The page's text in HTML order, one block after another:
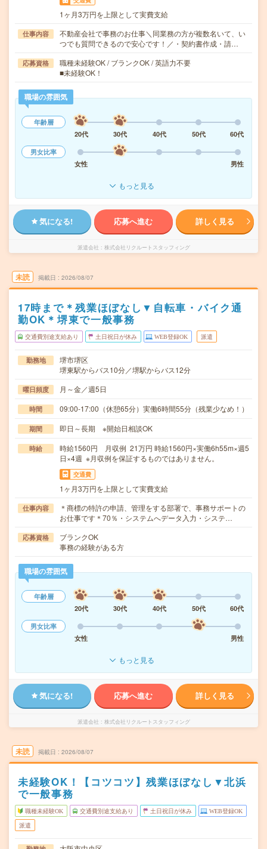
1ヶ月3万円を上限として実費支給
仕事内容
不動産会社で事務のお仕事＼同業務の方が複数名いて、い
つでも質問できるので安心です！／・契約書作成・請…
応募資格
職種未経験OK / ブランクOK / 英語力不要
■未経験OK！
職場の雰囲気
年齢層
20代
30代 40代 50代
60代
男女比率
女性
男性
もっと見る
気になる! 応募へ進む 詳しく見る
派遣会社 株式会社リクルートスタッフィング
未読 掲載日 2026/08/07
17時まで＊残業ほぼなし▼自転車・バイク通
勤OK＊堺東で一般事務
交通費別途支給あり 土日祝日が休み WEB登録OK 派遣
勤務地
堺市堺区
堺東駅からバス10分／堺駅からバス12分
曜日頻度 月～金／週5日
時間 09:00-17:00（休憩65分）実働6時間55分（残業少なめ！）
期間 即日～長期 ※開始日相談OK
時給
時給1560円 月収例 21万円 時給1560円×実働6h55m×週5
日×4週 ※月収例を保証するものではありません。
交通費
1ヶ月3万円を上限として実費支給
仕事内容
＊商標の特許の申請、管理をする部署で、事務サポートの
お仕事です＊70％・システムへデータ入力・システ…
応募資格
ブランクOK
事務の経験がある方
職場の雰囲気
年齢層
20代
30代 40代 50代
60代
男女比率
女性
男性
もっと見る
気になる! 応募へ進む 詳しく見る
派遣会社 株式会社リクルートスタッフィング
未読 掲載日 2026/08/07
未経験OK！【コツコツ】残業ほぼなし▼北浜
で一般事務
職種未経験OK 交通費別途支給あり 土日祝日が休み WEB登録OK
派遣